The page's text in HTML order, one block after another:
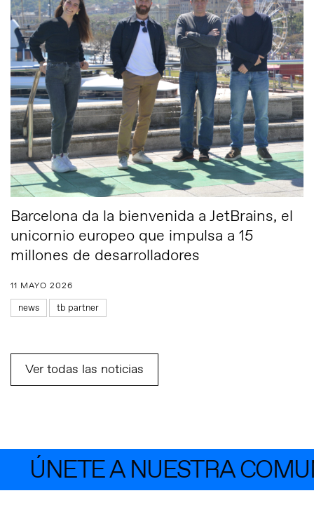
Barcelona da la bienvenida a JetBrains, el
unicornio europeo que impulsa a 15
millones de desarrolladores
11 MAYO 2026
news tb partner
Ver todas las noticias
A NUESTRA